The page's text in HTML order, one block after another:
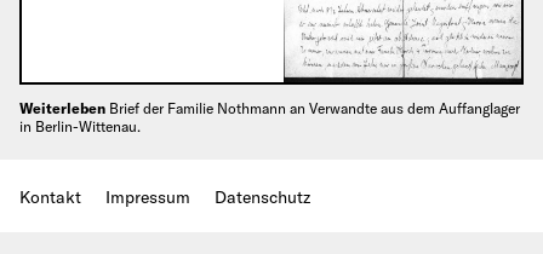
Weiterleben Brief der Familie Nothmann an Verwandte aus dem Auffanglager
in Berlin-Wittenau.
Kontakt Impressum Datenschutz